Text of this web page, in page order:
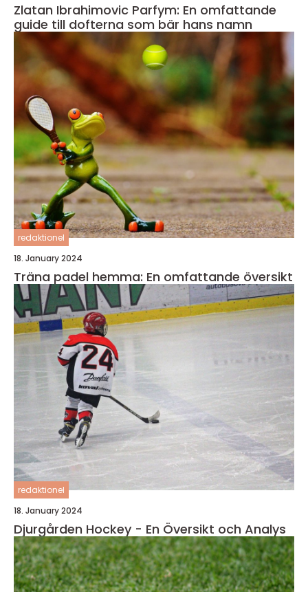
Zlatan Ibrahimovic Parfym: En omfattande
guide till dofterna som bär hans namn
redaktionel
18. January 2024
Träna padel hemma: En omfattande översikt
redaktionel
18. January 2024
Djurgården Hockey - En Översikt och Analys